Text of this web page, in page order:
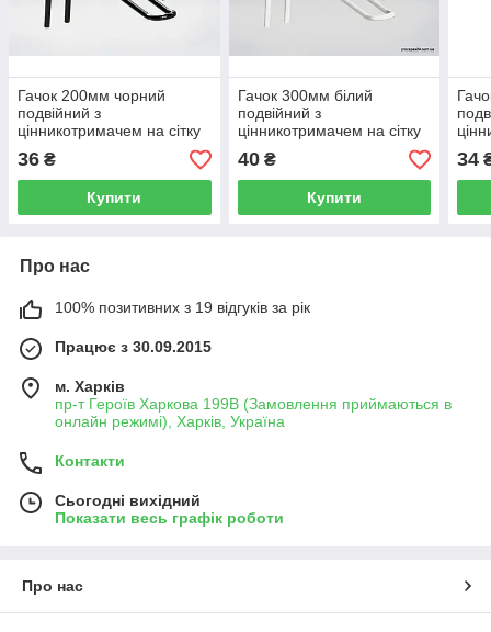
Гачок 200мм чорний
подвійний з
цінникотримачем на сітку
36 ₴
Купити
Гачок 300мм білий
подвійний з
цінникотримачем на сітку
40₴
Купити
34
Про нас
100% позитивних з 19 відгуків за рік
Працює з 30.09.2015
м. Харків
пр-т Героїв Харкова 199B (Замовлення приймаються в
онлайн режимі), Харків, Україна
Контакти
Сьогодні вихідний
Показати весь графік роботи
Про нас